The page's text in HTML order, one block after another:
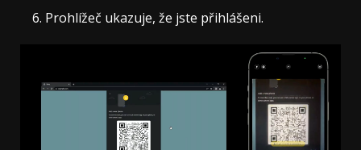
Prohlížeč ukazuje, že jste přihlášeni.